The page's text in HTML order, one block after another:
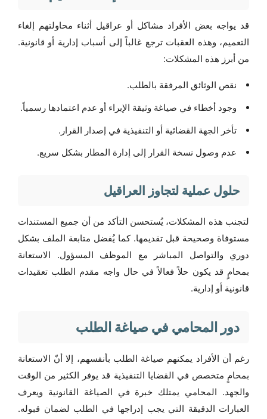
قد يواجه بعض الأفراد مشاكل أو عراقيل أثناء محاولتهم إلغاء
التعميم، وهذه العقبات ترجع غالباً إلى أسباب إدارية أو قانونية.
من أبرز هذه المشكلات:
نقص الوثائق المرفقة بالطلب.
وجود أخطاء في صياغة وثيقة الإبراء أو عدم اعتمادها رسمياً.
تأخر الجهة القضائية أو التنفيذية في إصدار القرار.
عدم وصول نسخة القرار إلى إدارة المطار بشكل سريع.
حلول عملية لتجاوز العراقيل
لتجنب هذه المشكلات، يُستحسن التأكد من أن جميع المستندات
مستوفاة وصحيحة قبل تقديمها. كما يُفضل متابعة الملف بشكل
دوري والتواصل المباشر مع الموظف المسؤول. الاستعانة
بمحامٍ قد يكون حلاً فعالاً في حال واجه مقدم الطلب تعقيدات
قانونية أو إدارية.
دور المحامي في صياغة الطلب
رغم أن الأفراد يمكنهم صياغة الطلب بأنفسهم، إلا أنّ الاستعانة
بمحامٍ متخصص في القضايا التنفيذية قد يوفر الكثير من الوقت
والجهد. المحامي يمتلك خبرة في الصياغة القانونية ويعرف
العبارات الدقيقة التي يجب إدراجها في الطلب لضمان قبوله.